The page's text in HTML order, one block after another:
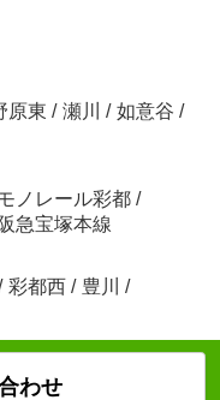
原東 / 瀬川 / 如意谷 /
ノレール彩都 /
阪急宝塚本線
彩都西 / 豊川
/
わせ